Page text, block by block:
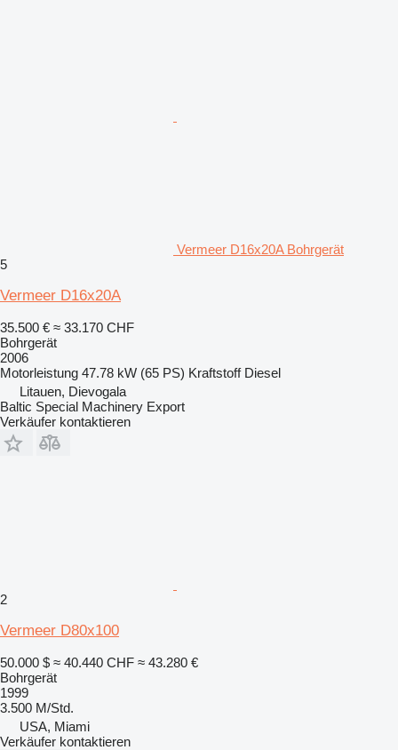
Vermeer D16x20A Bohrgerät
5
Vermeer D16x20A
35.500 € ≈ 33.170 CHF
Bohrgerät
2006
Motorleistung 47.78 kW (65 PS) Kraftstoff Diesel
Litauen, Dievogala
Baltic Special Machinery Export
Verkäufer kontaktieren
2
Vermeer D80x100
50.000 $ ≈ 40.440 CHF ≈ 43.280 €
Bohrgerät
1999
3.500 M/Std.
USA, Miami
Verkäufer kontaktieren